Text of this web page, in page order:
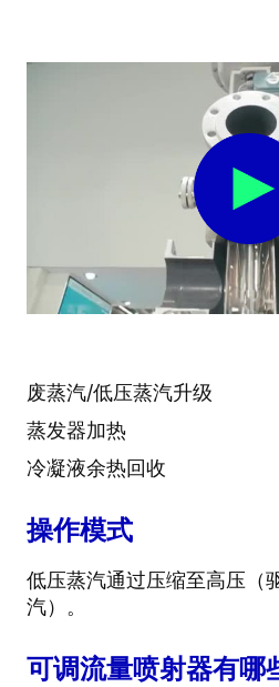
废蒸汽/低压蒸汽升级
蒸发器加热
冷凝液余热回收
操作模式
低压蒸汽通过压缩至高压（
汽）。
可调流量喷射器有哪